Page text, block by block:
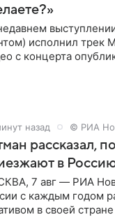
исполнил трек
с концерта
назад © РИА
рассказал,
в
7 авг — РИА
с каждым годом
в своей